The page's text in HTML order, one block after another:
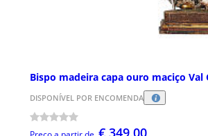
Bispo madeira capa ouro maciço Val
DISPONÍVEL POR ENCOMENDA
€ 349,00